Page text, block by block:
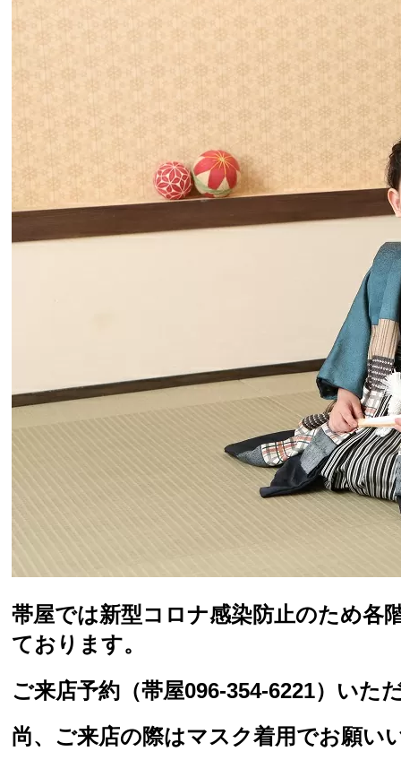
帯屋では新型コロナ感染防止のため各
ております。
ご来店予約（帯屋096-354-6221）い
尚、ご来店の際はマスク着用でお願い